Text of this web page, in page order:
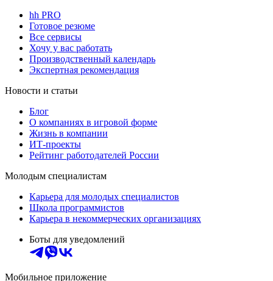
hh PRO
Готовое резюме
Все сервисы
Хочу у вас работать
Производственный календарь
Экспертная рекомендация
Новости и статьи
Блог
О компаниях в игровой форме
Жизнь в компании
ИТ-проекты
Рейтинг работодателей России
Молодым специалистам
Карьера для молодых специалистов
Школа программистов
Карьера в некоммерческих организациях
Боты для уведомлений
Мобильное приложение